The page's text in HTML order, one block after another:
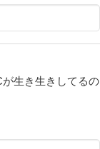
生き生きしてるの